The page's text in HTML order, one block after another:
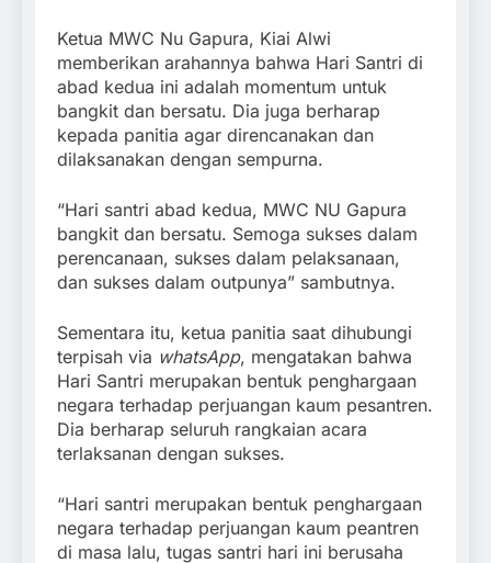
Ketua MWC Nu Gapura, Kiai Alwi
memberikan arahannya bahwa Hari Santri di
abad kedua ini adalah momentum untuk
bangkit dan bersatu. Dia juga berharap
kepada panitia agar direncanakan dan
dilaksanakan dengan sempurna.
“Hari santri abad kedua, MWC NU Gapura
bangkit dan bersatu. Semoga sukses dalam
perencanaan, sukses dalam pelaksanaan,
dan sukses dalam outpunya” sambutnya.
Sementara itu, ketua panitia saat dihubungi
terpisah via whatsApp, mengatakan bahwa
Hari Santri merupakan bentuk penghargaan
negara terhadap perjuangan kaum pesantren.
Dia berharap seluruh rangkaian acara
terlaksanan dengan sukses.
“Hari santri merupakan bentuk penghargaan
negara terhadap perjuangan kaum peantren
di masa lalu, tugas santri hari ini berusaha